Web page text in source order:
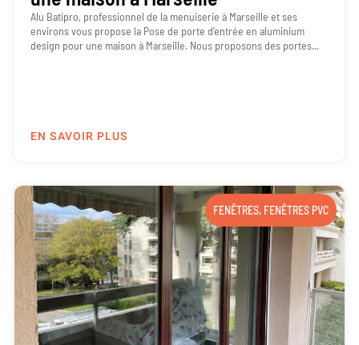
Alu Batipro, professionnel de la menuiserie à Marseille et ses
environs vous propose la Pose de porte d’entrée en aluminium
design pour une maison à Marseille. Nous proposons des portes...
EN SAVOIR PLUS
FENÊTRES, FENÊTRES PVC